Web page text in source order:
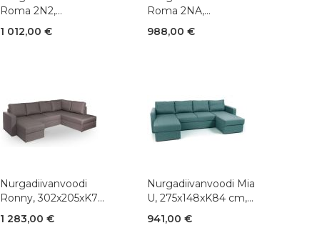
Roma 2N2,
220x220xK88 cm,
kangas
1 012,00 €
Roma 2NA,
220x200xK88 cm,
kangas
988,00 €
Nurgadiivanvoodi
Ronny, 302x205xK72
cm, kangas +
kunstnahk
1 283,00 €
Nurgadiivanvoodi Mia
U, 275x148xK84 cm,
kangas
941,00 €